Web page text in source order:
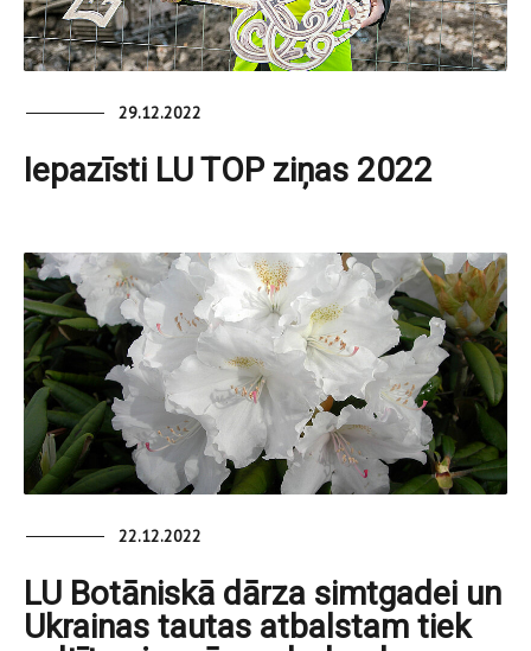
29.12.2022
Iepazīsti LU TOP ziņas 2022
22.12.2022
LU Botāniskā dārza simtgadei un
Ukrainas tautas atbalstam tiek